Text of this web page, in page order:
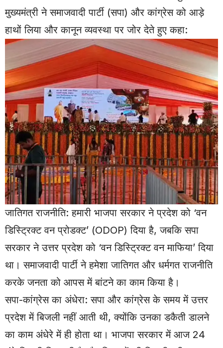
मुख्यमंत्री ने समाजवादी पार्टी (सपा) और कांग्रेस को आड़े
हाथों लिया और कानून व्यवस्था पर जोर देते हुए कहा:
जातिगत राजनीति: हमारी भाजपा सरकार ने प्रदेश को ‘वन
डिस्ट्रिक्ट वन प्रोडक्ट’ (ODOP) दिया है, जबकि सपा
सरकार ने उत्तर प्रदेश को ‘वन डिस्ट्रिक्ट वन माफिया’ दिया
था। समाजवादी पार्टी ने हमेशा जातिगत और धर्मगत राजनीति
करके जनता को आपस में बांटने का काम किया है।
सपा-कांग्रेस का अंधेरा: सपा और कांग्रेस के समय में उत्तर
प्रदेश में बिजली नहीं आती थी, क्योंकि उनका डकैती डालने
का काम अंधेरे में ही होता था। भाजपा सरकार में आज 24